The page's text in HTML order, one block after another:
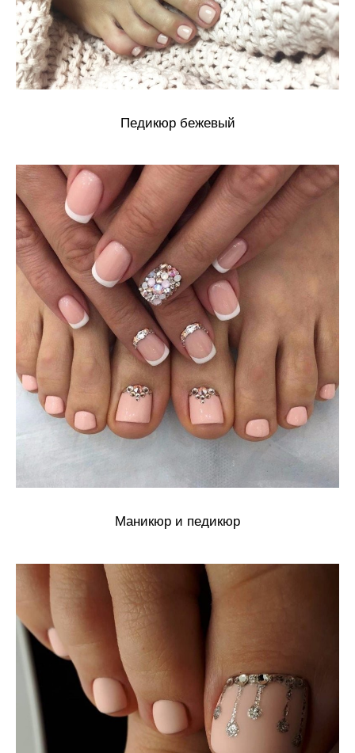
Педикюр бежевый
Маникюр и педикюр